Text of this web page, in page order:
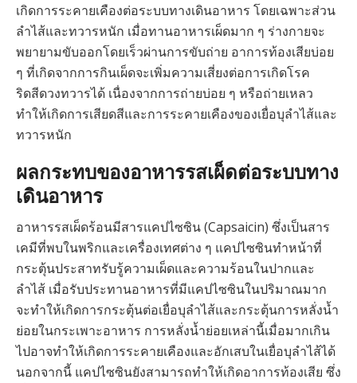
เกิดการระคายเคืองต่อระบบทางเดินอาหาร โดยเฉพาะส่วน
ลำไส้และทวารหนัก เมื่อทานอาหารเผ็ดมาก ๆ ร่างกายจะ
พยายามขับออกโดยเร็วผ่านการขับถ่าย อาการท้องเสียบ่อย
ๆ ที่เกิดจากการกินเผ็ดจะเพิ่มความเสี่ยงต่อการเกิดโรค
ริดสีดวงทวารได้ เนื่องจากการถ่ายบ่อย ๆ หรือถ่ายเหลว
ทำให้เกิดการเสียดสีและการระคายเคืองของเยื่อบุลำไส้และ
ทวารหนัก
ผลกระทบของอาหารรสเผ็ดต่อระบบทาง
เดินอาหาร
อาหารรสเผ็ดร้อนมีสารแคปไซซิน (Capsaicin) ซึ่งเป็นสาร
เคมีที่พบในพริกและเครื่องเทศต่าง ๆ แคปไซซินทำหน้าที่
กระตุ้นประสาทรับรู้ความเผ็ดและความร้อนในปากและ
ลำไส้ เมื่อรับประทานอาหารที่มีแคปไซซินในปริมาณมาก
จะทำให้เกิดการกระตุ้นต่อเยื่อบุลำไส้และกระตุ้นการหลั่งน้ำ
ย่อยในกระเพาะอาหาร การหลั่งน้ำย่อยเหล่านี้เมื่อมากเกิน
ไปอาจทำให้เกิดการระคายเคืองและอักเสบในเยื่อบุลำไส้ได้
นอกจากนี้ แคปไซซินยังสามารถทำให้เกิดอาการท้องเสีย ซึ่ง